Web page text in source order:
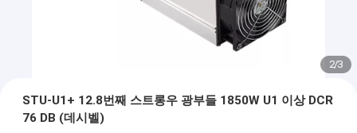
2/3
STU-U1+ 12.8번째 스트롱우 광부들 1850W U1 이상 DCR
76 DB (데시벨)